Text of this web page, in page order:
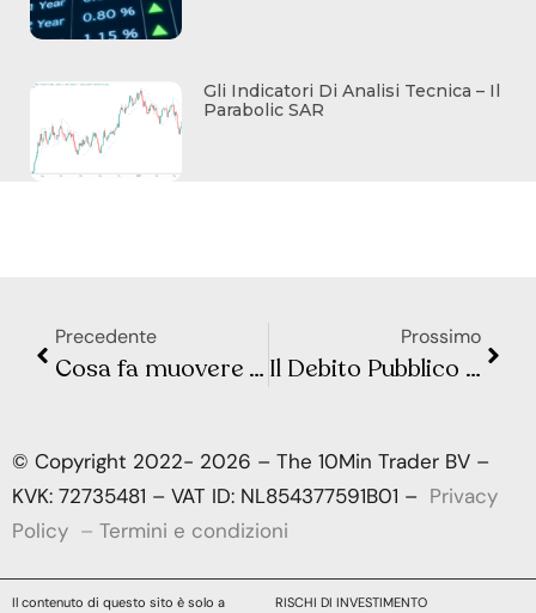
Gli Indicatori Di Analisi Tecnica – Il
Parabolic SAR
Precedente
Cosa fa muovere Wall Street e la Borsa Europea? Sintesi Macro – Settimana 23
Prossimo
Il Debito Pubblico Italiano Sfonda i 3.000 Miliardi: Cosa ci Racconta Davvero il Report di Bankitalia
© Copyright 2022- 2026 – The 10Min Trader BV –
KVK: 72735481 – VAT ID: NL854377591B01 – Privacy
Policy – Termini e condizioni
Il contenuto di questo sito è solo a
RISCHI DI INVESTIMENTO